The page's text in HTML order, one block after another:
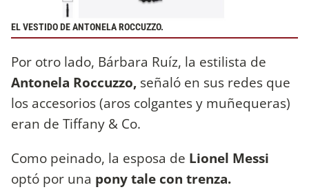
EL VESTIDO DE ANTONELA ROCCUZZO.
Por otro lado, Bárbara Ruíz, la estilista de
Antonela Roccuzzo, señaló en sus redes que
los accesorios (aros colgantes y muñequeras)
eran de Tiffany & Co.
Como peinado, la esposa de Lionel Messi
optó por una pony tale con trenza.